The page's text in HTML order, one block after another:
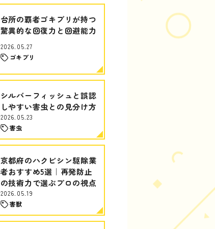
台所の覇者ゴキブリが持つ
驚異的な回復力と回避能力
2026.05.27
ゴキブリ
シルバーフィッシュと誤認
しやすい害虫との見分け方
2026.05.23
害虫
京都府のハクビシン駆除業
者おすすめ5選｜再発防止
の技術力で選ぶプロの視点
2026.05.19
害獣